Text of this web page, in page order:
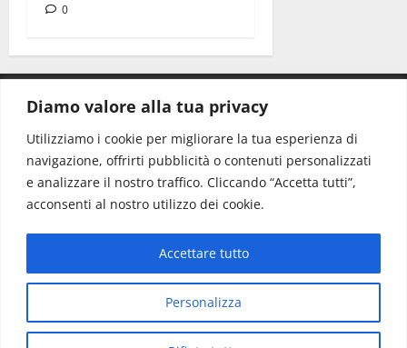
Diamo valore alla tua privacy
Utilizziamo i cookie per migliorare la tua esperienza di
navigazione, offrirti pubblicità o contenuti personalizzati
e analizzare il nostro traffico. Cliccando “Accetta tutti”,
acconsenti al nostro utilizzo dei cookie.
Personalizza
Accettare tutto
0
CONTATTI.
Redazione: redazione@www.martinasera.it
Direttore:direttore@www.martinasera.it
Info & Commerciale:info@www.martinasera.it
Home News Vivere la città EVENTI
Salute
Il Blog del Direttore
Copyright © All rights reserved.